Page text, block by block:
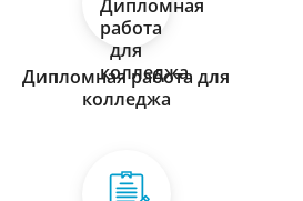
Дипломная работа для
колледжа